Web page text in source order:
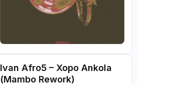
Ivan Afro5 – Xopo Ankola
(Mambo Rework)